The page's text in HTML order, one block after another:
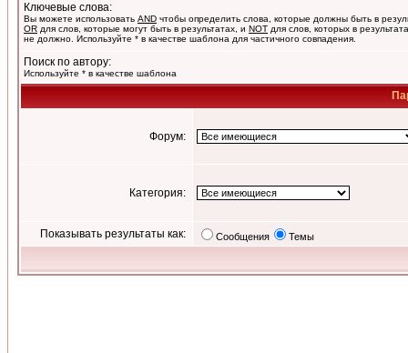
Ключевые слова:
Вы можете использовать AND чтобы определить слова, которые должны быть в
OR для слов, которые могут быть в результатах, и NOT для слов, которых в
не должно. Используйте * в качестве шаблона для частичного совпадения.
Поиск по автору:
Используйте * в качестве шаблона
Форум:
Категория:
Показывать результаты как: Сообщения Темы